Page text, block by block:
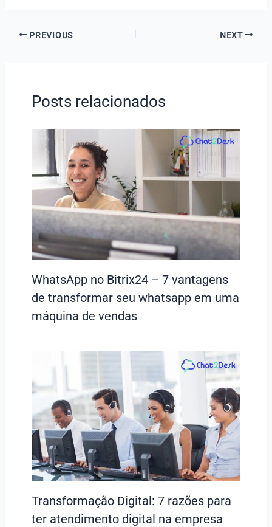
PREVIOUS NEXT
Posts relacionados
WhatsApp no Bitrix24 – 7 vantagens
de transformar seu whatsapp em uma
máquina de vendas
Transformação Digital: 7 razões para
ter atendimento digital na empresa